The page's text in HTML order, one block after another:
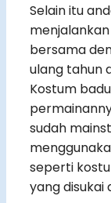
Selain itu
menjalankan
bersama
ulang tahun
Kostum
sudah
seperti
yang disukai